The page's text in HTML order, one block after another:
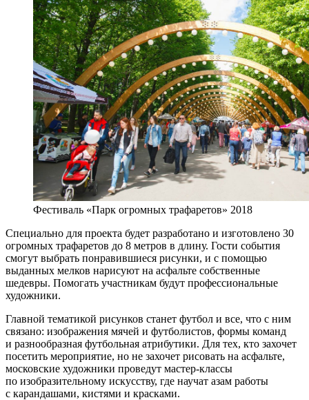
Фестиваль «Парк огромных трафаретов» 2018
Специально для проекта будет разработано и изготовлено 30
огромных трафаретов до 8 метров в длину. Гости события
смогут выбрать понравившиеся рисунки, и с помощью
выданных мелков нарисуют на асфальте собственные
шедевры. Помогать участникам будут профессиональные
художники.
Главной тематикой рисунков станет футбол и все, что с ним
связано: изображения мячей и футболистов, формы команд
и разнообразная футбольная атрибутики. Для тех, кто захочет
посетить мероприятие, но не захочет рисовать на асфальте,
московские художники проведут мастер-классы
по изобразительному искусству, где научат азам работы
с карандашами, кистями и красками.